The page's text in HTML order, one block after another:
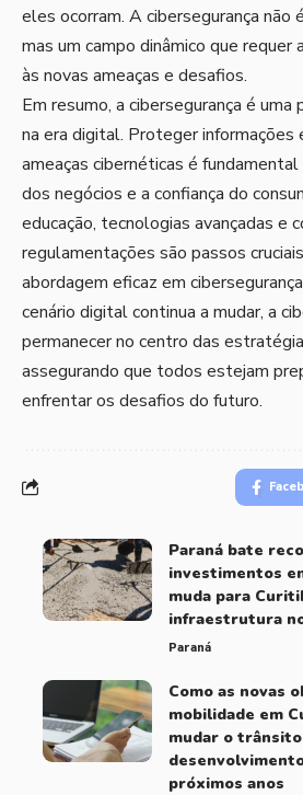
eles ocorram. A cibersegurança não
mas um campo dinâmico que
às novas ameaças e desafios.
Em resumo, a cibersegurança é uma
na era digital. Proteger informações
ameaças cibernéticas é
dos negócios e a confiança do
educação, tecnologias avançadas e
regulamentações são passos
abordagem eficaz em
cenário digital continua a mudar, a
permanecer no centro das
assegurando que todos estejam
enfrentar os desafios do futuro.
Paraná bate
investimentos
muda para
infraestrutura
Paraná
Como as novas
mobilidade em
mudar o
próximos anos